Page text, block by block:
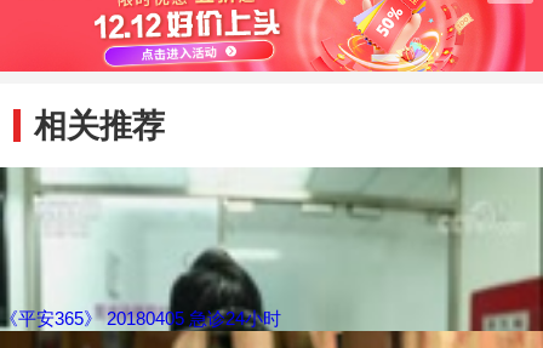
相关推荐
《平安365》 20180405 急诊24小时